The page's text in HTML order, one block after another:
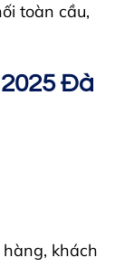
toàn cầu,
Đà
khách